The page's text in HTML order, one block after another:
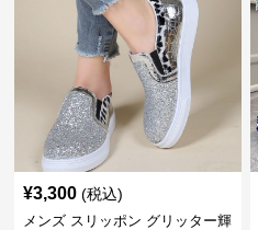
¥3,300 (税込)
メンズ スリッポン グリッター輝